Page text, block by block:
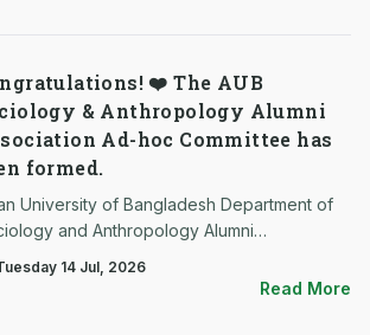
❤️ The AUB
& Anthropology Alumni
Ad-hoc Committee has
formed.
University of Bangladesh Department of
and Anthropology Alumni
Ad-hoc Committee-2026 Advisor
Dr. Sayeda Akther Head of the Department
14 Jul, 2026
Read More